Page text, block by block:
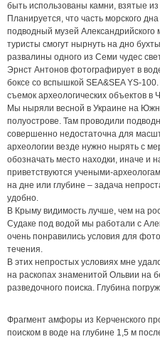
быть использованы камни, взятые
Планируется, что часть морского
подводный музей Александрийского
туристы смогут нырнуть на дно
развалины одного из Семи чудес
Эрнст Антонов фотографирует в
боксе со вспышкой SEA&SEA YS-
съемок археологических объектов в
Мы ныряли весной в Украине на
полуострове. Там проводили
совершенно недостаточна для
археологии везде нужно нырять с
обозначать место находки, иначе и
приветствуются учеными-
на дне или глубине – задача
удобно.
В Крыму видимость лучше, чем на
Судаке под водой мы работали с
очень понравились условия для
течения.
В этих непростых условиях мне
на раскопах знаменитой Ольвии на
разведочного поиска. Глубина
Фрагмент амфоры из Керченского
поиском в воде на глубине 1,5 м